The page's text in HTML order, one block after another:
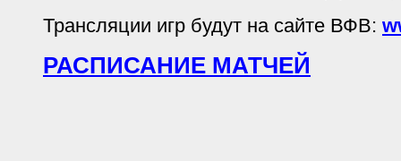
Трансляции игр будут на сайте ВФВ:
РАСПИСАНИЕ МАТЧЕЙ